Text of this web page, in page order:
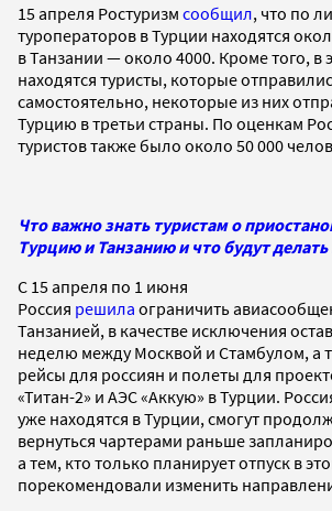
15 апреля Ростуризм сообщил, что по
туроператоров в Турции находятся
в Танзании — около 4000. Кроме того, в
находятся туристы, которые
самостоятельно, некоторые из них
Турцию в третьи страны. По оценкам
туристов также было около 50 000
Что важно знать туристам о
Турцию и Танзанию и что будут
С 15 апреля по 1 июня
Россия решила ограничить
Танзанией, в качестве исключения
неделю между Москвой и Стамбулом, а
рейсы для россиян и полеты для
«Титан-2» и АЭС «Аккую» в Турции.
уже находятся в Турции, смогут
вернуться чартерами раньше
а тем, кто только планирует отпуск в
порекомендовали изменить